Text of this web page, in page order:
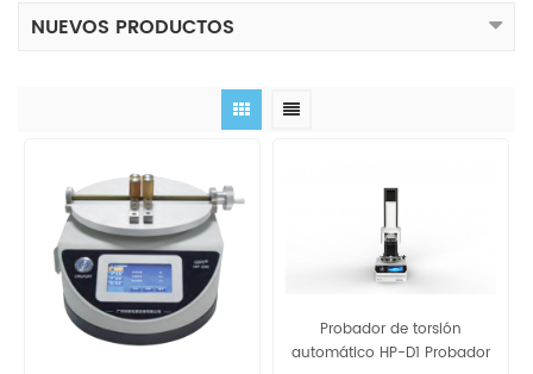
NUEVOS PRODUCTOS
Probador de torsión
automático HP-D1 Probador